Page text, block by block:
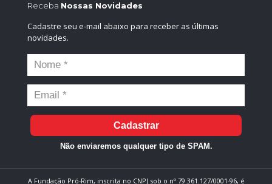
Receba Nossas Novidades
Cadastre seu e-mail abaixo para receber as últimas
novidades.
Cadastrar
Não enviaremos qualquer tipo de SPAM.
A Fundação Pró-Rim, inscrita no CNPJ sob o nº 79.361.127/0001-96, é